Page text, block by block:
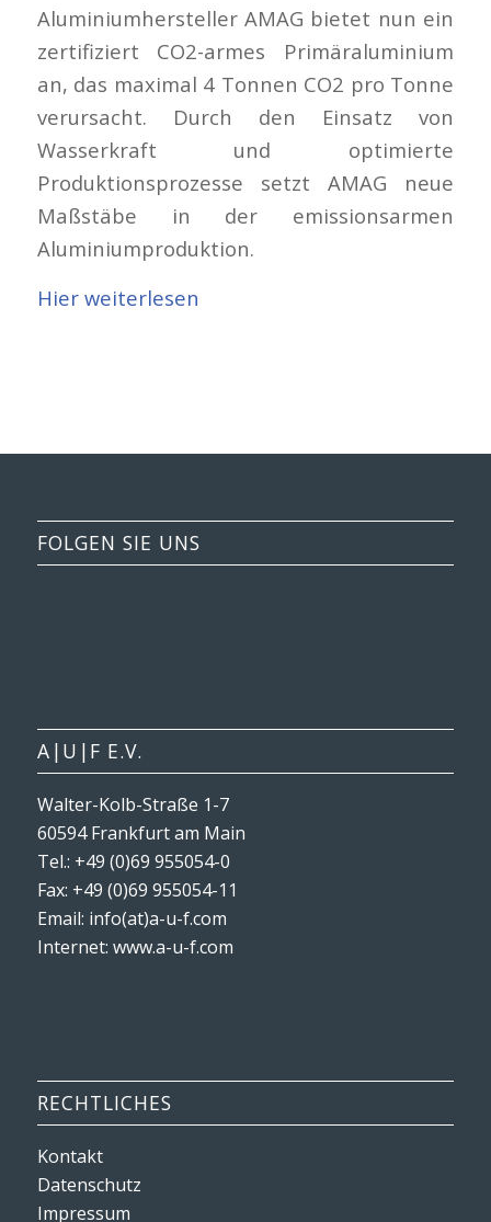
Aluminiumhersteller AMAG bietet nun ein
zertifiziert CO2-armes Primäraluminium
an, das maximal 4 Tonnen CO2 pro Tonne
verursacht. Durch den Einsatz von
Wasserkraft und optimierte
Produktionsprozesse setzt AMAG neue
Maßstäbe in der emissionsarmen
Aluminiumproduktion.
Hier weiterlesen
FOLGEN SIE UNS
A|U|F E.V.
Walter-Kolb-Straße 1-7
60594 Frankfurt am Main
Tel.: +49 (0)69 955054-0
Fax: +49 (0)69 955054-11
Email: info(at)a-u-f.com
Internet: www.a-u-f.com
RECHTLICHES
Kontakt
Datenschutz
Impressum